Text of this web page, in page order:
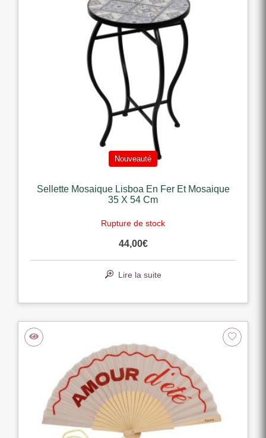
Nouveauté
Sellette Mosaique Lisboa En Fer Et Mosaique
35 X 54 Cm
Rupture de stock
44,00€
Lire la suite